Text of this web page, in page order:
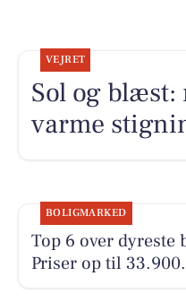
VEJRET
Sol og blæst:
varme
BOLIGMARKED
Top 6 over dyreste
Priser op til